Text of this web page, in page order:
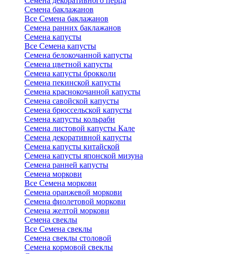
Семена баклажанов
Все Семена баклажанов
Семена ранних баклажанов
Семена капусты
Все Семена капусты
Семена белокочанной капусты
Семена цветной капусты
Семена капусты брокколи
Семена пекинской капусты
Семена краснокочанной капусты
Семена савойской капусты
Семена брюссельской капусты
Семена капусты кольраби
Семена листовой капусты Кале
Семена декоративной капусты
Семена капусты китайской
Семена капусты японской мизуна
Семена ранней капусты
Семена моркови
Все Семена моркови
Семена оранжевой моркови
Семена фиолетовой моркови
Семена желтой моркови
Семена свеклы
Все Семена свеклы
Семена свеклы столовой
Семена кормовой свеклы